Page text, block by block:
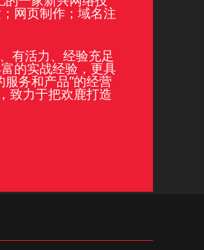
网页制作；域名注
有活力、经验充足
的实战经验，更具
务和产品”的经营
致力于把欢鹿打造